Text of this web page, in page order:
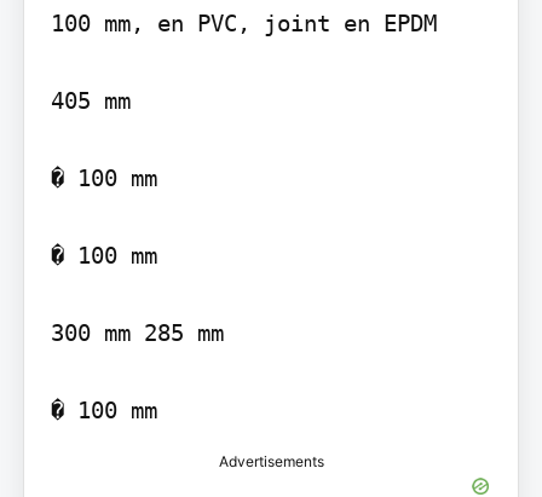
100 mm, en PVC, joint en EPDM
405 mm
� 100 mm
� 100 mm
300 mm 285 mm
� 100 mm
Advertisements